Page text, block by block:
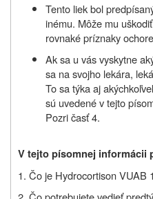
Tento liek bol
inému. Môže mu
rovnaké príznaky
Ak sa u vás vyskytne
sa na svojho lekára,
To sa týka aj
sú uvedené v tejto
Pozri časť 4.
V tejto písomnej informácii
1. Čo je Hydrocortison VUAB